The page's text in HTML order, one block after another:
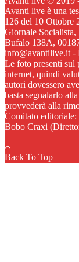
Avanti live è una
126 del 10 Ottobre
Giornale Socialista,
Bufalo 138A,
info@avantilive.it -
Le foto presenti sul
internet, quindi
autori dovessero
basta segnalarlo
provvederà alla
Comitato
Bobo Craxi
Back To Top